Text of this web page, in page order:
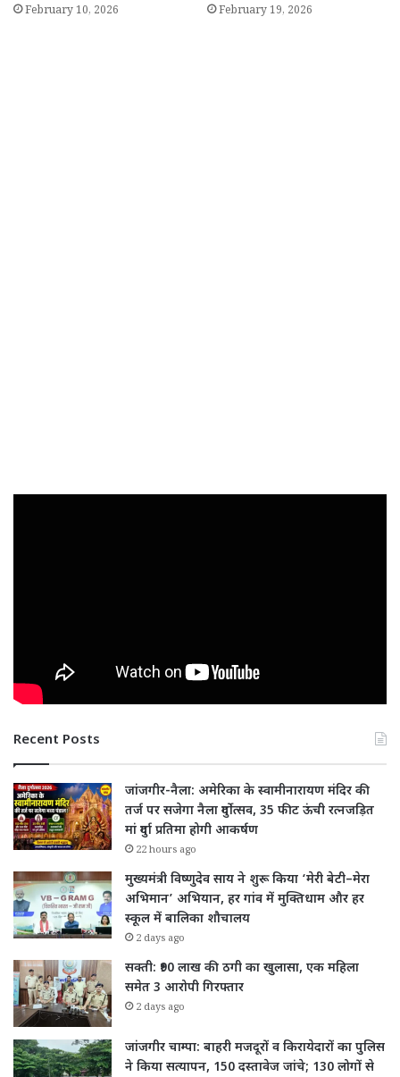
February 10, 2026 February 19, 2026
Recent Posts
जांजगीर-नैला: अमेरिका के स्वामीनारायण मंदिर की
तर्ज पर सजेगा नैला दुर्गोत्सव, 35 फीट ऊंची रत्नजड़ित
मां दुर्गा प्रतिमा होगी आकर्षण
22 hours ago
मुख्यमंत्री विष्णुदेव साय ने शुरू किया ‘मेरी बेटी–मेरा
अभिमान’ अभियान, हर गांव में मुक्तिधाम और हर
स्कूल में बालिका शौचालय
2 days ago
सक्ती: ₹90 लाख की ठगी का खुलासा, एक महिला
समेत 3 आरोपी गिरफ्तार
2 days ago
जांजगीर चाम्पा: बाहरी मजदूरों व किरायेदारों का पुलिस
ने किया सत्यापन, 150 दस्तावेज जांचे; 130 लोगों से